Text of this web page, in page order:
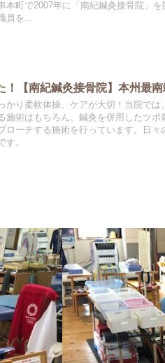
本町で2007年に「南紀鍼灸接骨院」
員を...
！【南紀鍼灸接骨院】本州最
り柔軟体操、ケアが大切！当院では
施術はもちろん、鍼灸を併用したツ
ローチする施術を行っています。日
す。